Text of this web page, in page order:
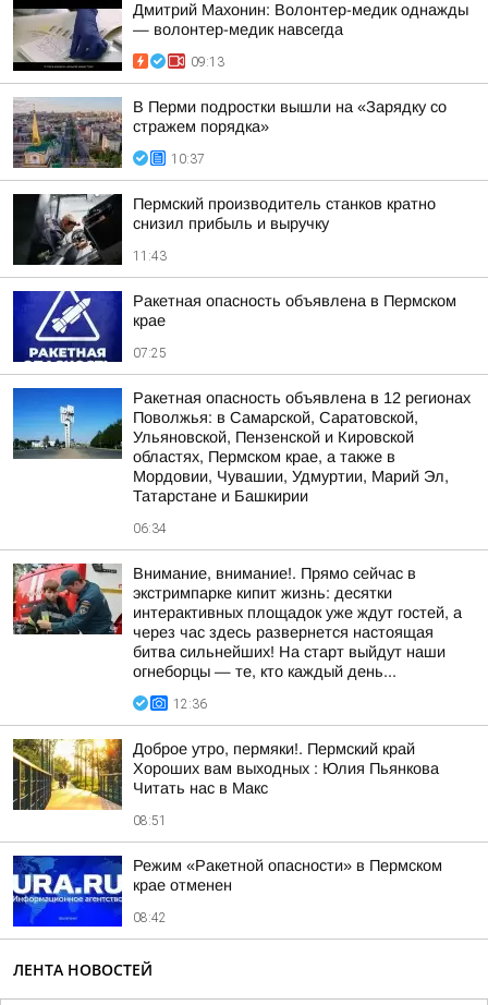
Дмитрий Махонин: Волонтер-медик однажды
— волонтер-медик навсегда
09:13
В Перми подростки вышли на «Зарядку со
стражем порядка»
10:37
Пермский производитель станков кратно
снизил прибыль и выручку
11:43
Ракетная опасность объявлена в Пермском
крае
07:25
Ракетная опасность объявлена в 12 регионах
Поволжья: в Самарской, Саратовской,
Ульяновской, Пензенской и Кировской
областях, Пермском крае, а также в
Мордовии, Чувашии, Удмуртии, Марий Эл,
Татарстане и Башкирии
06:34
Внимание, внимание!. Прямо сейчас в
экстримпарке кипит жизнь: десятки
интерактивных площадок уже ждут гостей, а
через час здесь развернется настоящая
битва сильнейших! На старт выйдут наши
огнеборцы — те, кто каждый день...
12:36
Доброе утро, пермяки!. Пермский край
Хороших вам выходных : Юлия Пьянкова
Читать нас в Макс
08:51
Режим «Ракетной опасности» в Пермском
крае отменен
08:42
ЛЕНТА НОВОСТЕЙ